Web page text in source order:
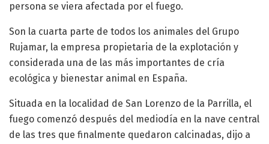
persona se viera afectada por el fuego.
Son la cuarta parte de todos los animales del Grupo
Rujamar, la empresa propietaria de la explotación y
considerada una de las más importantes de cría
ecológica y bienestar animal en España.
Situada en la localidad de San Lorenzo de la Parrilla, el
fuego comenzó después del mediodía en la nave central
de las tres que finalmente quedaron calcinadas, dijo a